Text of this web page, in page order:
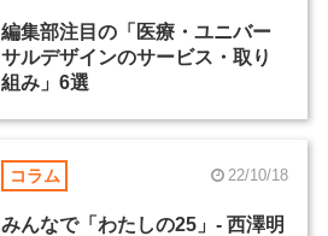
編集部注目の「医療・ユニバー
サルデザインのサービス・取り
組み」6選
コラム 22/10/18
みんなで「わたしの25」- 西澤明